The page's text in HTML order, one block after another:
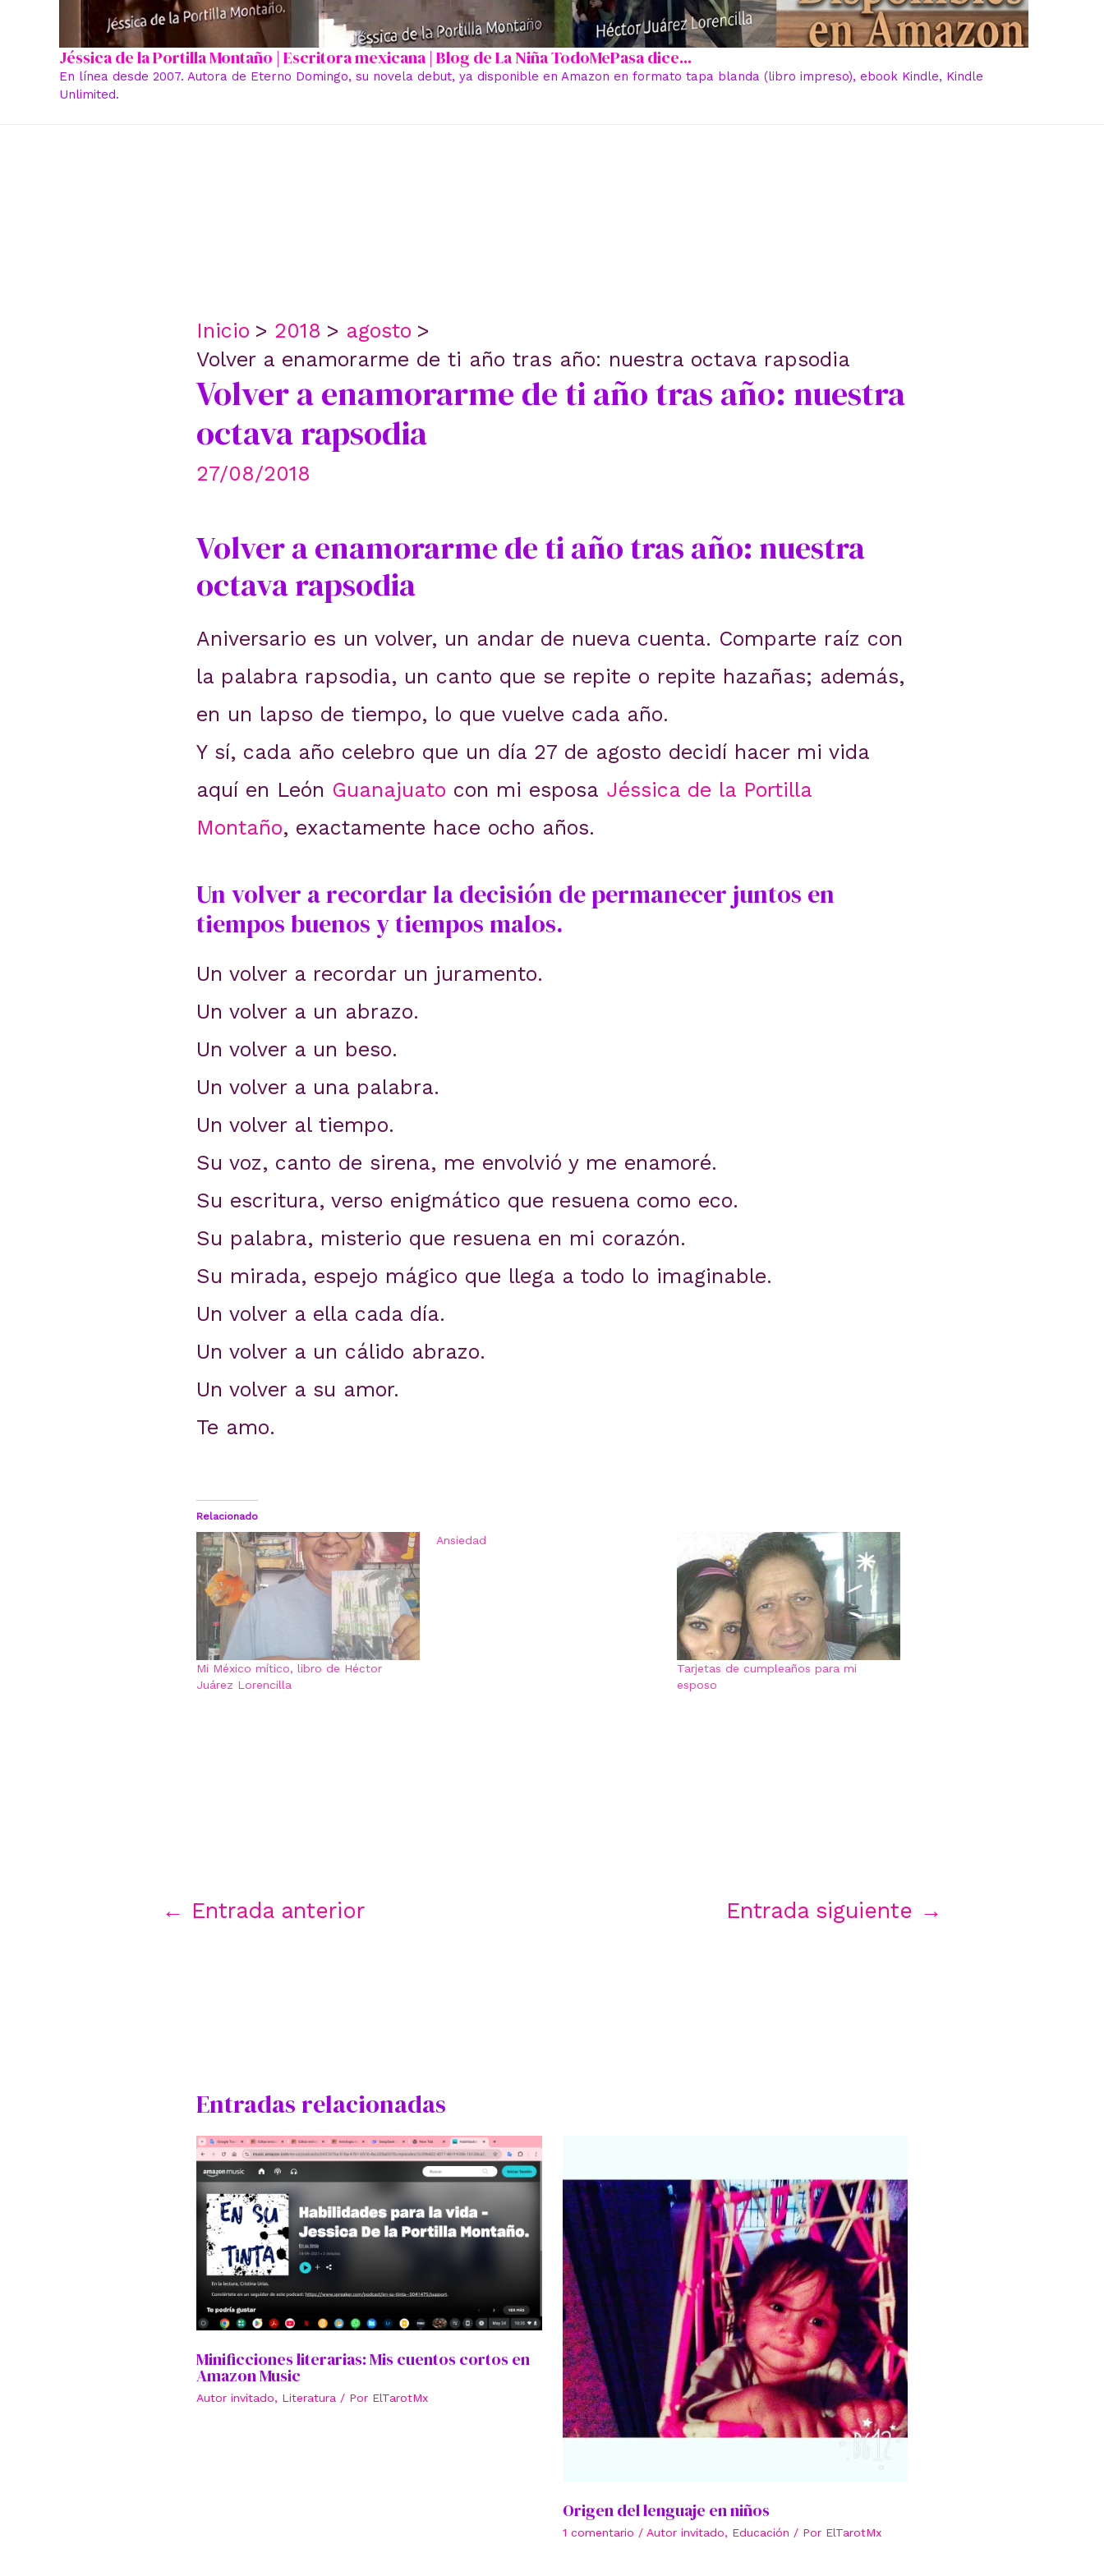
Jéssica de la Portilla Montaño | Escritora mexicana | Blog de La Niña TodoMePasa dice...
En línea desde 2007. Autora de Eterno Domingo, su novela debut, ya disponible en Amazon en formato tapa blanda (libro impreso), ebook Kindle, Kindle
Unlimited.
Inicio 2018
agosto
Volver a enamorarme de ti año tras año: nuestra octava rapsodia
Volver a enamorarme de ti año tras año: nuestra
octava rapsodia
27/08/2018
Volver a enamorarme de ti año tras año: nuestra
octava rapsodia
Aniversario es un volver, un andar de nueva cuenta. Comparte raíz con
la palabra rapsodia, un canto que se repite o repite hazañas; además,
en un lapso de tiempo, lo que vuelve cada año.
Y sí, cada año celebro que un día 27 de agosto decidí hacer mi vida
aquí en León Guanajuato con mi esposa Jéssica de la Portilla
Montaño, exactamente hace ocho años.
Un volver a recordar la decisión de permanecer juntos en
tiempos buenos y tiempos malos.
Un volver a recordar un juramento.
Un volver a un abrazo.
Un volver a un beso.
Un volver a una palabra.
Un volver al tiempo.
Su voz, canto de sirena, me envolvió y me enamoré.
Su escritura, verso enigmático que resuena como eco.
Su palabra, misterio que resuena en mi corazón.
Su mirada, espejo mágico que llega a todo lo imaginable.
Un volver a ella cada día.
Un volver a un cálido abrazo.
Un volver a su amor.
Te amo.
Relacionado
Mi México mítico, libro de Héctor
Juárez Lorencilla
Ansiedad
Tarjetas de cumpleaños para mi
esposo
Navegación
← Entrada anterior Entrada siguiente →
Entradas relacionadas
Minificciones literarias: Mis cuentos cortos en
Amazon Music
Autor invitado, Literatura / Por ElTarotMx
Origen del lenguaje en niños
1 comentario / Autor invitado, Educación / Por ElTarotMx